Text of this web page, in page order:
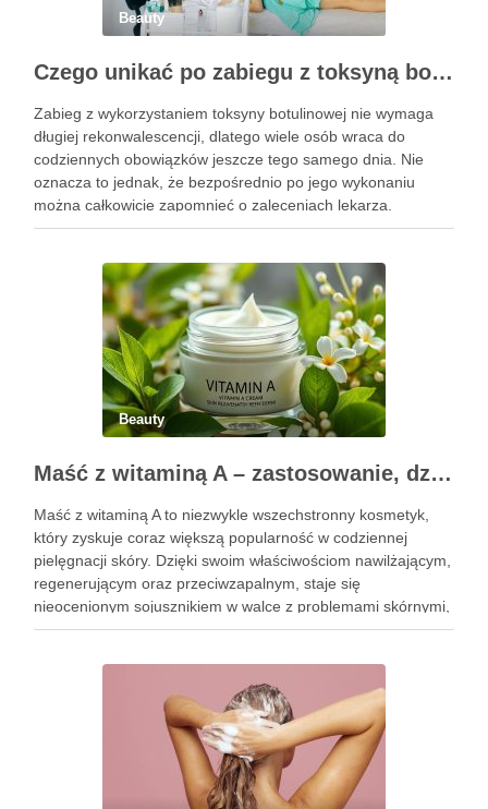
Beauty
Czego unikać po zabiegu z toksyną botulinową?
Zabieg z wykorzystaniem toksyny botulinowej nie wymaga
długiej rekonwalescencji, dlatego wiele osób wraca do
codziennych obowiązków jeszcze tego samego dnia. Nie
oznacza to jednak, że bezpośrednio po jego wykonaniu
można całkowicie zapomnieć o zaleceniach lekarza.
Pierwsze godziny i dni po zabiegu mają znaczenie dla
Beauty
Maść z witaminą A – zastosowanie, działanie i bezpieczeństwo stosowania
Maść z witaminą A to niezwykle wszechstronny kosmetyk,
który zyskuje coraz większą popularność w codziennej
pielęgnacji skóry. Dzięki swoim właściwościom nawilżającym,
regenerującym oraz przeciwzapalnym, staje się
nieocenionym sojusznikiem w walce z problemami skórnymi,
takimi jak zmarszczki, trądzik czy podrażnienia. Jej działanie